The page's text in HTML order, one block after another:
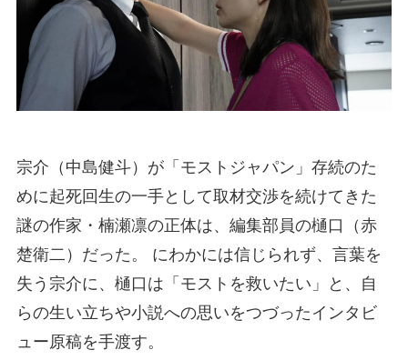
宗介（中島健斗）が「モストジャパン」存続のた
めに起死回生の一手として取材交渉を続けてきた
謎の作家・楠瀬凛の正体は、編集部員の樋口（赤
楚衛二）だった。 にわかには信じられず、言葉を
失う宗介に、樋口は「モストを救いたい」と、自
らの生い立ちや小説への思いをつづったインタビ
ュー原稿を手渡す。